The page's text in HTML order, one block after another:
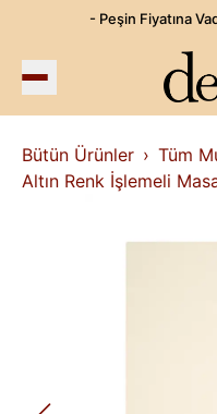
- Peşin Fiyatına
Bütün Ürünler Tüm
Altın Renk İşlemeli